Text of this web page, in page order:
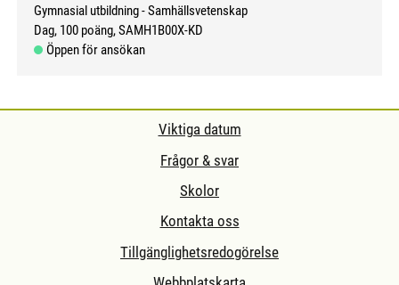
Gymnasial utbildning Samhällsvetenskap
Dag 100 poäng SAMH1B00X-KD
Öppen för ansökan
Viktiga datum
Frågor & svar
Skolor
Kontakta oss
Tillgänglighetsredogörelse